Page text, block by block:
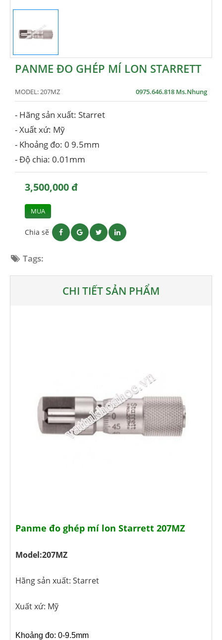
PANME ĐO GHÉP MÍ LON STARRETT
MODEL:207MZ 0975.646.818 Ms.Nhung
- Hãng sản xuất: Starret
- Xuất xứ: Mỹ
- Khoảng đo: 0 9.5mm
- Độ chia: 0.01mm
3,500,000 đ
MUA
Chia sẽ
Tags:
CHI TIẾT SẢN PHẨM
Panme đo ghép mí lon Starrett 207MZ
Model:207MZ
Hãng sản xuất: Starret
Xuất xứ: Mỹ
Khoảng đo: 0-9.5mm